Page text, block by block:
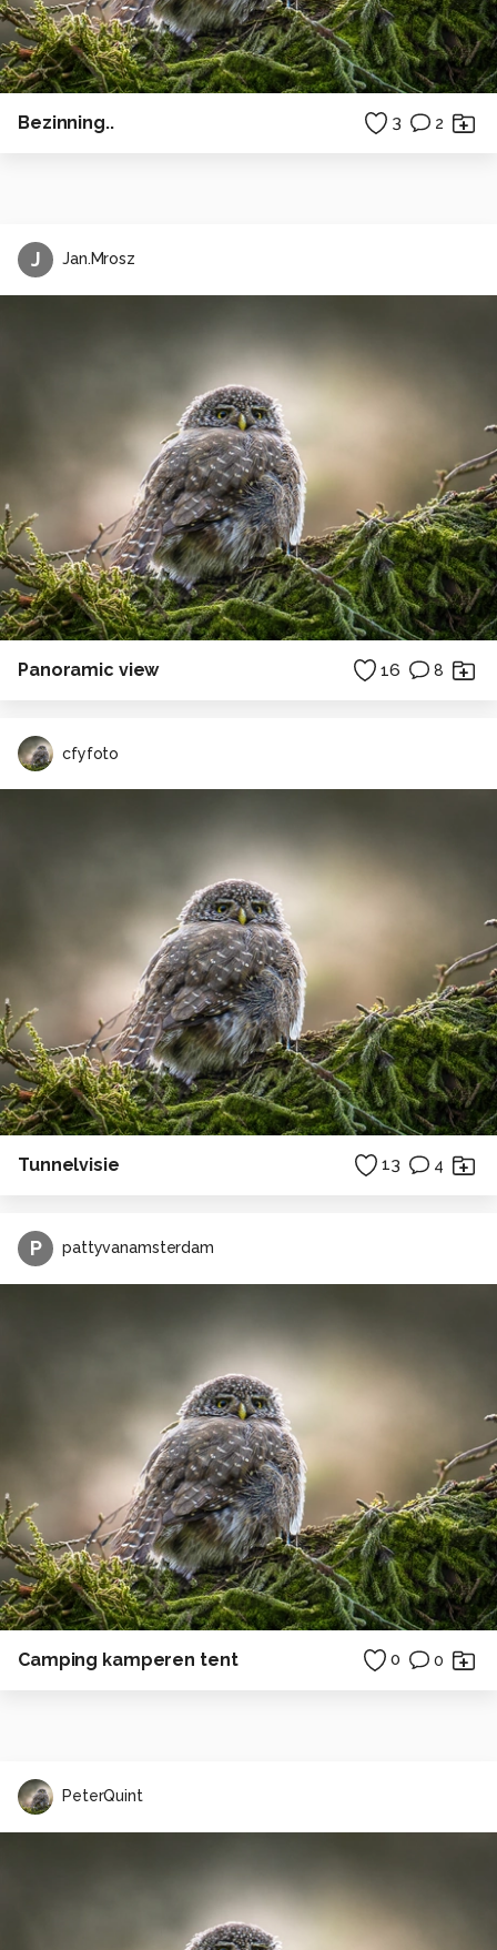
Bezinning.. 3 2
J Jan.Mrosz
Panoramic view 16 8
cfyfoto
Tunnelvisie 13 4
P pattyvanamsterdam
Camping kamperen tent 0 0
PeterQuint